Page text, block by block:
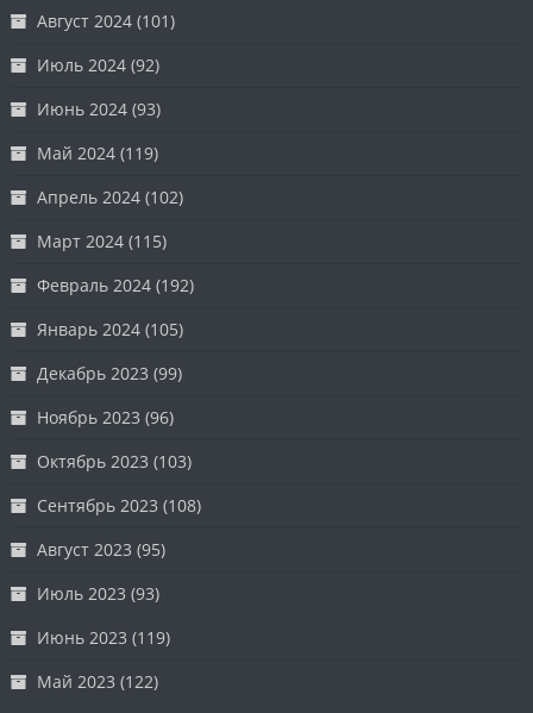
Август 2024 (101)
Июль 2024 (92)
Июнь 2024 (93)
Май 2024 (119)
Апрель 2024 (102)
Март 2024 (115)
Февраль 2024 (192)
Январь 2024 (105)
Декабрь 2023 (99)
Ноябрь 2023 (96)
Октябрь 2023 (103)
Сентябрь 2023 (108)
Август 2023 (95)
Июль 2023 (93)
Июнь 2023 (119)
Май 2023 (122)